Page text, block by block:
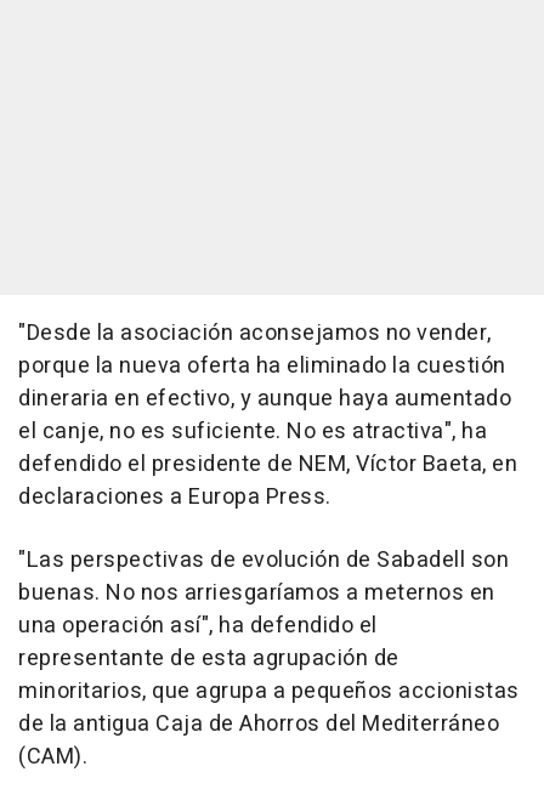
"Desde la asociación aconsejamos no vender,
porque la nueva oferta ha eliminado la cuestión
dineraria en efectivo, y aunque haya aumentado
el canje, no es suficiente. No es atractiva", ha
defendido el presidente de NEM, Víctor Baeta, en
declaraciones a Europa Press.
"Las perspectivas de evolución de Sabadell son
buenas. No nos arriesgaríamos a meternos en
una operación así", ha defendido el
representante de esta agrupación de
minoritarios, que agrupa a pequeños accionistas
de la antigua Caja de Ahorros del Mediterráneo
(CAM).